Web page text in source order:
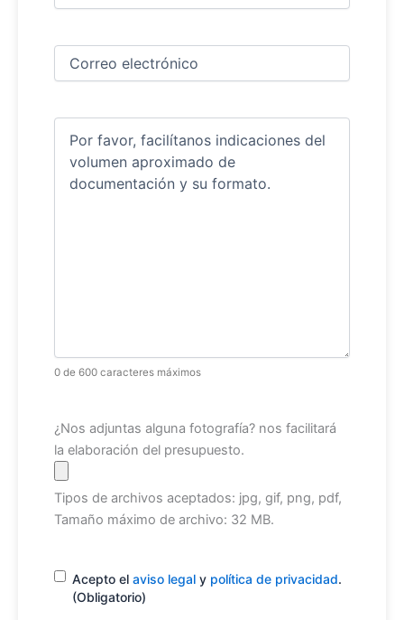
Correo
electrónico (Obligatorio)
Comentarios
0 de 600 caracteres máximos
Archivo
¿Nos adjuntas alguna fotografía? nos facilitará
la elaboración del presupuesto.
Tipos de archivos aceptados: jpg, gif, png, pdf,
Tamaño máximo de archivo: 32 MB.
Consentimiento(Obligatorio)
Acepto el aviso legal y política de privacidad.
(Obligatorio)